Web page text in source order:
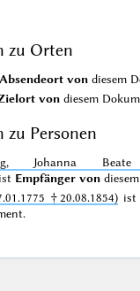
zu Orten
Absendeort von diesem
von diesem
zu Personen
Johanna Beate
ist Empfänger von
†20.08.1854)ist